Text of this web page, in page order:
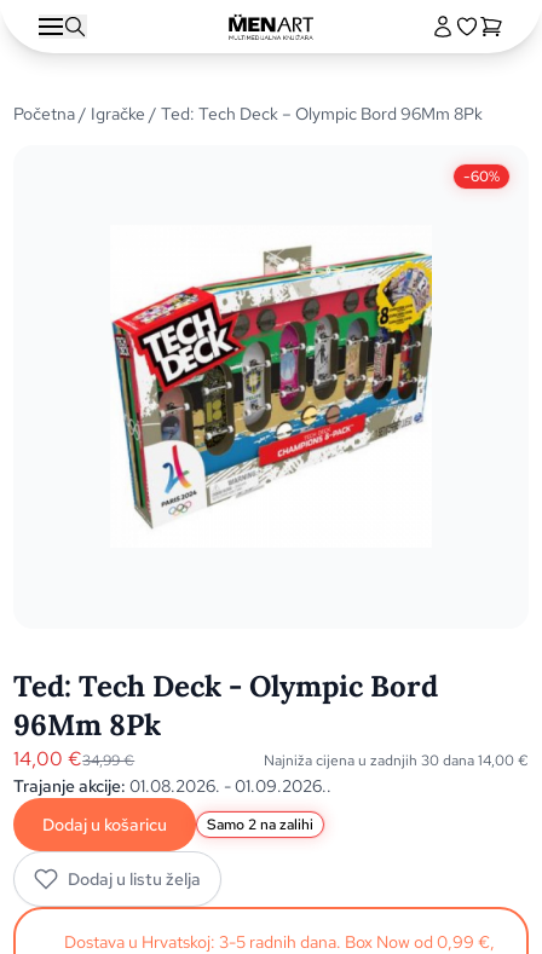
Početna/ Igračke / Ted: Tech Deck – Olympic Bord 96Mm 8Pk
-60%
Ted: Tech Deck - Olympic Bord
96Mm 8Pk
14,00€34,99€ Najniža cijena u zadnjih 30 dana14,00€
Trajanje akcije: 01.08.2026. - 01.09.2026..
Dodaj u košaricu
Samo 2 na zalihi
Dodaj u listu želja
Dostava u Hrvatskoj: 3-5 radnih dana. Box Now od 0,99 €,